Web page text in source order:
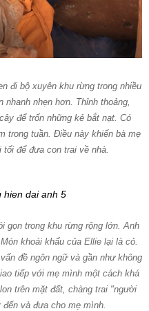
đi bộ xuyên khu rừng trong nhiều
nhẹn hơn. Thỉnh thoảng,
để trốn những kẻ bắt nạt. Có
trong tuần. Điều này khiến bà mẹ
để đưa con trai về nhà.
gọn trong khu rừng rộng lớn. Anh
khoái khẩu của Ellie lại là cỏ.
đề ngôn ngữ và gần như không
tiếp với mẹ mình một cách khá
trên mặt đất, chàng trai "người
và đưa cho mẹ mình.